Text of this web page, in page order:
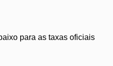
para as taxas oficiais